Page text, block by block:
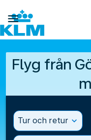

Flyg från
Tur och retur expand_more